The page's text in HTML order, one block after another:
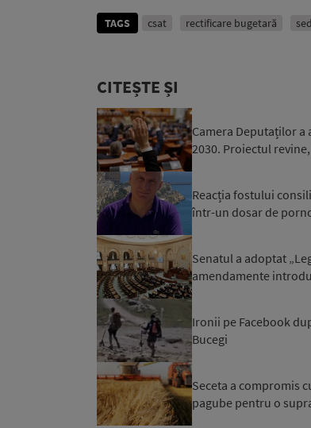
TAGS csat rectificare bugetară
CITEȘTE ȘI
Camera Deputaților
2030. Proiectul
Reacția fostului
într-un dosar de
Senatul a adoptat
amendamente
Ironii pe Facebook
Bucegi
Seceta a compromis
pagube pentru o